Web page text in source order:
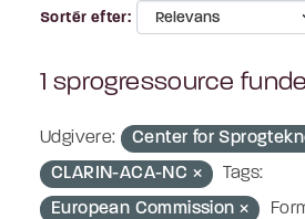
Sortér efter
1 sprogressource
Udgivere: Center for
CLARIN-ACA-NC
Tags:
European Commission